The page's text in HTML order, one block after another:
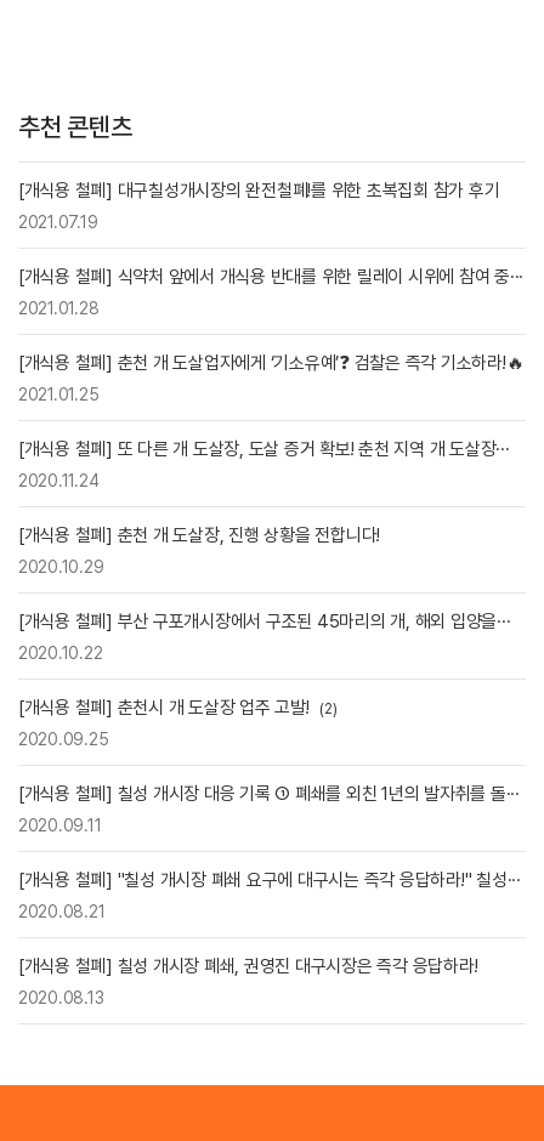
추천 콘텐츠
[개식용 철폐] 대구칠성개시장의 완전철폐!를 위한 초복집회 참가 후기
2021.07.19
[개식용 철폐] 식약처 앞에서 개식용 반대를 위한 릴레이 시위에 참여 중···
2021.01.28
[개식용 철폐] 춘천 개 도살업자에게 ‘기소유예’❓ 검찰은 즉각 기소하라!🔥
2021.01.25
[개식용 철폐] 또 다른 개 도살장, 도살 증거 확보! 춘천 지역 개 도살장···
2020.11.24
[개식용 철폐] 춘천 개 도살장, 진행 상황을 전합니다!
2020.10.29
[개식용 철폐] 부산 구포개시장에서 구조된 45마리의 개, 해외 입양을···
2020.10.22
[개식용 철폐] 춘천시 개 도살장 업주 고발! (2)
2020.09.25
[개식용 철폐] 칠성 개시장 대응 기록 ① 폐쇄를 외친 1년의 발자취를 돌···
2020.09.11
[개식용 철폐] "칠성 개시장 폐쇄 요구에 대구시는 즉각 응답하라!" 칠성···
2020.08.21
[개식용 철폐] 칠성 개시장 폐쇄, 권영진 대구시장은 즉각 응답하라!
2020.08.13